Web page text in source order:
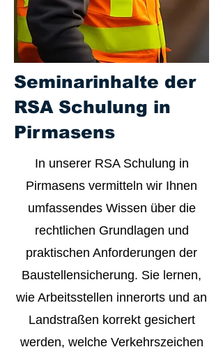
Seminarinhalte der
RSA Schulung in
Pirmasens
In unserer RSA Schulung in
Pirmasens vermitteln wir Ihnen
umfassendes Wissen über die
rechtlichen Grundlagen und
praktischen Anforderungen der
Baustellensicherung. Sie lernen,
wie Arbeitsstellen innerorts und an
Landstraßen korrekt gesichert
werden, welche Verkehrszeichen